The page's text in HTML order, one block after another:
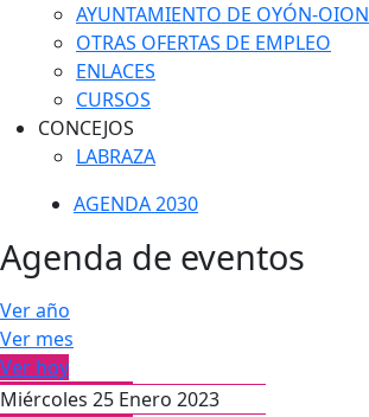
AYUNTAMIENTO DE OYÓN-OION
OTRAS OFERTAS DE EMPLEO
ENLACES
CURSOS
CONCEJOS
LABRAZA
AGENDA 2030
Agenda de eventos
Ver año
Ver mes
Ver hoy
Miércoles 25 Enero 2023